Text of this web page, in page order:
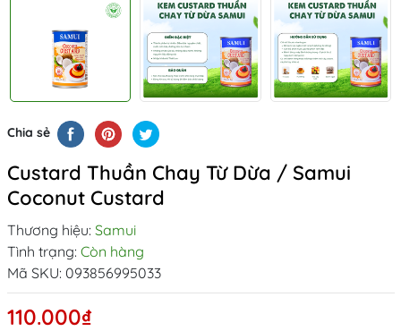
Chia sẻ
Custard Thuần Chay Từ Dừa / Samui
Coconut Custard
Thương hiệu: Samui
Tình trạng: Còn hàng
Mã SKU: 093856995033
110.000₫